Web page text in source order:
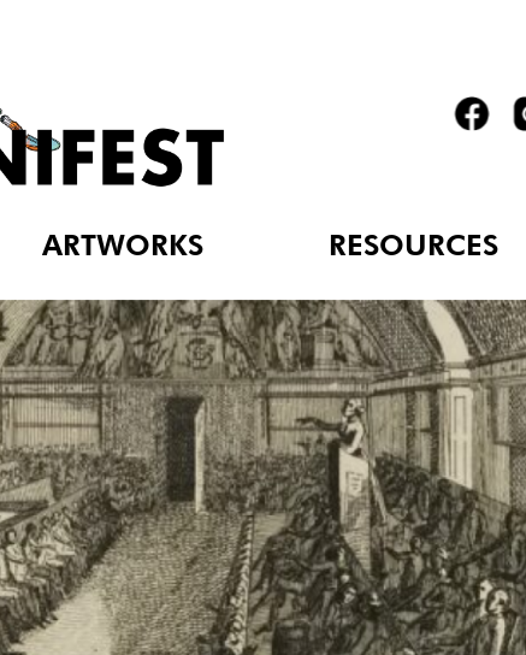
ARTWORKS RESOURCES